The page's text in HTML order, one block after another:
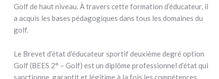
Golf de haut niveau. À travers cette formation d’éducateur, il
a acquis les bases pédagogiques dans tous les domaines du
golf.
Le Brevet d’état d’éducateur sportif deuxième degré option
Golf (BEES 2° – Golf) est un diplôme professionnel d’état qui